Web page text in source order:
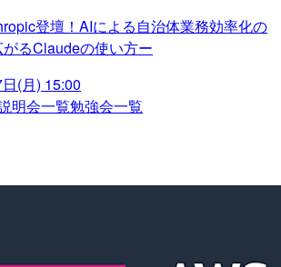
登壇！AIによる自治体業務効率化の
るClaudeの使い方ー
(月) 15:00
明会一覧勉強会一覧